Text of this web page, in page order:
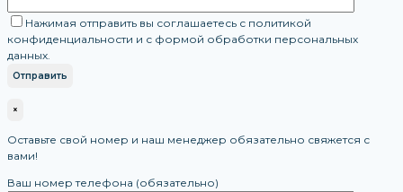
Нажимая отправить вы соглашаетесь с политикой
конфиденциальности и с формой обработки персональных
данных.
×
Оставьте свой номер и наш менеджер обязательно свяжется с
вами!
Ваш номер телефона (обязательно)